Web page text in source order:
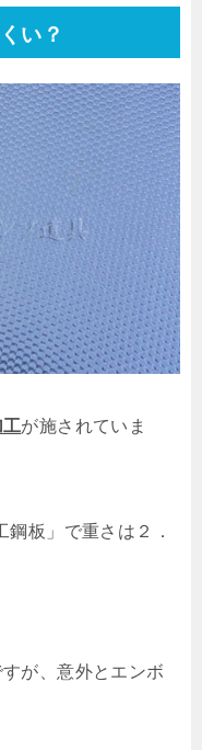
い？
工が施されていま
板」で重さは２．
が、意外とエンボ